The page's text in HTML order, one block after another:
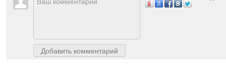
Добавить комментарий